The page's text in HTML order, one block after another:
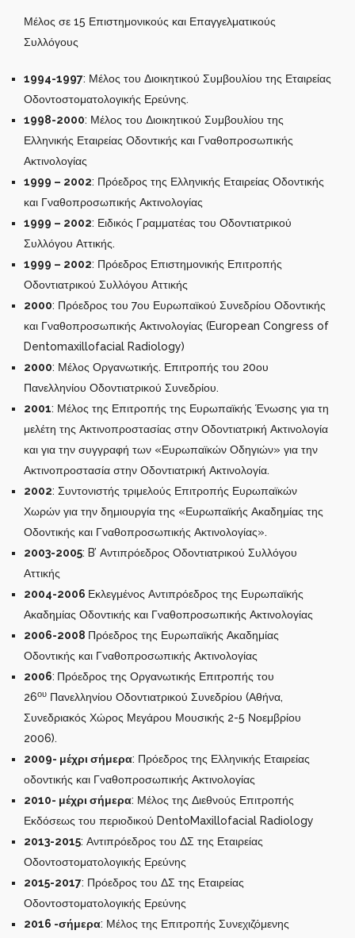
Μέλος σε 15 Επιστημονικούς και Επαγγελματικούς
Συλλόγους
1994-1997: Μέλος του Διοικητικού Συμβουλίου της Εταιρείας
Οδοντοστοματολογικής Ερεύνης.
1998-2000: Μέλος του Διοικητικού Συμβουλίου της
Ελληνικής Εταιρείας Οδοντικής και Γναθοπροσωπικής
Ακτινολογίας
1999 – 2002: Πρόεδρος της Ελληνικής Εταιρείας Οδοντικής
και Γναθοπροσωπικής Ακτινολογίας
1999 – 2002: Ειδικός Γραμματέας του Οδοντιατρικού
Συλλόγου Αττικής.
1999 – 2002: Πρόεδρος Επιστημονικής Επιτροπής
Οδοντιατρικού Συλλόγου Αττικής
2000: Πρόεδρος του 7ου Ευρωπαϊκού Συνεδρίου Οδοντικής
και Γναθοπροσωπικής Ακτινολογίας (European Congress of
Dentomaxillofacial Radiology)
2000: Μέλος Οργανωτικής. Επιτροπής του 20ου
Πανελληνίου Οδοντιατρικού Συνεδρίου.
2001: Μέλος της Επιτροπής της Ευρωπαϊκής Ένωσης για τη
μελέτη της Ακτινοπροστασίας στην Οδοντιατρική Ακτινολογία
και για την συγγραφή των «Ευρωπαϊκών Οδηγιών» για την
Ακτινοπροστασία στην Οδοντιατρική Ακτινολογία.
2002: Συντονιστής τριμελούς Επιτροπής Ευρωπαϊκών
Χωρών για την δημιουργία της «Ευρωπαϊκής Ακαδημίας της
Οδοντικής και Γναθοπροσωπικής Ακτινολογίας».
2003-2005: B’ Αντιπρόεδρος Οδοντιατρικού Συλλόγου
Αττικής
2004-2006 Εκλεγμένος Αντιπρόεδρος της Ευρωπαϊκής
Ακαδημίας Οδοντικής και Γναθοπροσωπικής Ακτινολογίας
2006-2008 Πρόεδρος της Ευρωπαϊκής Ακαδημίας
Οδοντικής και Γναθοπροσωπικής Ακτινολογίας
2006: Πρόεδρος της Οργανωτικής Επιτροπής του
26ου Πανελληνίου Οδοντιατρικού Συνεδρίου (Αθήνα,
Συνεδριακός Χώρος Μεγάρου Μουσικής 2-5 Νοεμβρίου
2006).
2009- μέχρι σήμερα: Πρόεδρος της Ελληνικής Εταιρείας
οδοντικής και Γναθοπροσωπικής Ακτινολογίας
2010- μέχρι σήμερα: Μέλος της Διεθνούς Επιτροπής
Εκδόσεως του περιοδικού DentoMaxillofacial Radiology
2013-2015: Αντιπρόεδρος του ΔΣ της Εταιρείας
Οδοντοστοματολογικής Ερεύνης
2015-2017: Πρόεδρος του ΔΣ της Εταιρείας
Οδοντοστοματολογικής Ερεύνης
2016 -σήμερα: Μέλος της Επιτροπής Συνεχιζόμενης